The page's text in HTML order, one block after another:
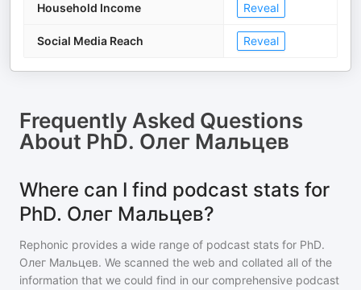
Household Income Reveal
Social Media Reach Reveal
Frequently Asked Questions
About PhD. Олег Мальцев
Where can I find podcast stats for
PhD. Олег Мальцев?
Rephonic provides a wide range of podcast stats for PhD.
Олег Мальцев. We scanned the web and collated all of the
information that we could find in our comprehensive podcast